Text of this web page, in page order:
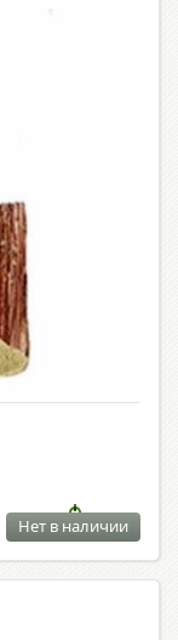
Нет в наличии